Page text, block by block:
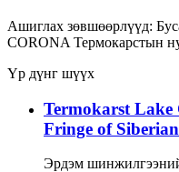
Ашиглах зөвшөөрлүүд:
CORONA Термокарстын
Үр дүнг шүүх
Termokarst Lake
Fringe of
Эрдэм